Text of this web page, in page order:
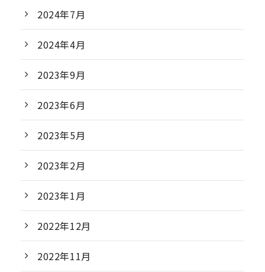
2024年7月
2024年4月
2023年9月
2023年6月
2023年5月
2023年2月
2023年1月
2022年12月
2022年11月